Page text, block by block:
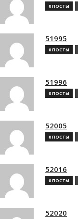
0 ПОСТЫ
51995
0 ПОСТЫ
51996
0 ПОСТЫ
52005
0 ПОСТЫ
52016
0 ПОСТЫ
52020